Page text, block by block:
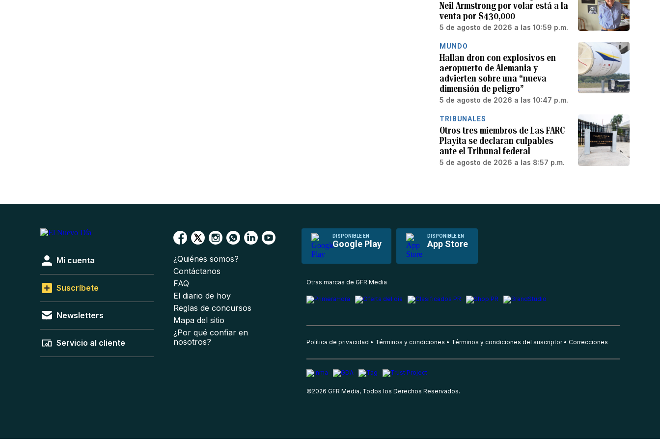
Neil Armstrong por volar está a la
venta por $430,000
5 de agosto de 2026 a las 10:59 p.m.
MUNDO
Hallan dron con explosivos en
aeropuerto de Alemania y
advierten sobre una “nueva
dimensión de peligro”
5 de agosto de 2026 a las 10:47 p.m.
TRIBUNALES
Otros tres miembros de Las FARC
Playita se declaran culpables
ante el Tribunal federal
5 de agosto de 2026 a las 8:57 p.m.
DISPONIBLE EN
Google Play
DISPONIBLE EN
App Store
Mi cuenta
Suscríbete
Newsletters
Servicio al cliente
¿Quiénes somos?
Contáctanos
FAQ
El diario de hoy
Reglas de concursos
Mapa del sitio
¿Por qué confiar en
nosotros?
Otras marcas de GFR Media
Política de privacidad Términos y condiciones Términos y condiciones del suscriptor Correcciones
©2026 GFR Media, Todos los Derechos Reservados.